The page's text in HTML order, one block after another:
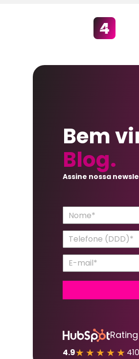
Bem
Blog.
Assine nossa
Rating
4.9★★★★★